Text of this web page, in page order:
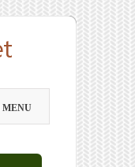
MENU